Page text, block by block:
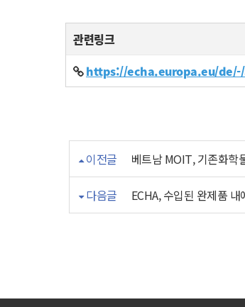
관련링크
https://echa.europa.eu/
이전글 베트남 MOIT, 기존화학
다음글 ECHA, 수입된 완제품